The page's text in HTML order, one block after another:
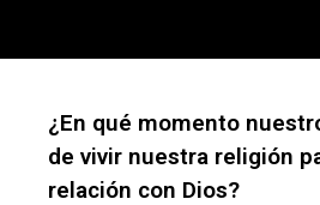
¿En qué momento
de vivir nuestra religión
relación con Dios?